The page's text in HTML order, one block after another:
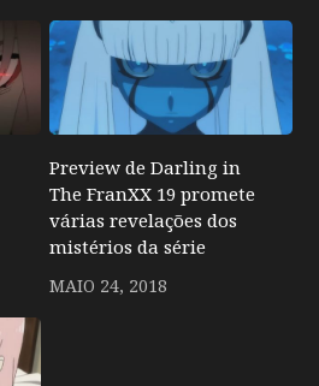
Preview de Darling in
The FranXX 19 promete
várias revelações dos
mistérios da série
MAIO 24, 2018